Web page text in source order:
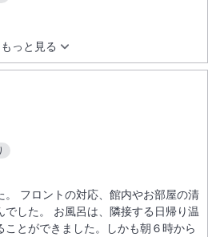
もっと見る
。 フロントの対応、館内やお部屋の清
でした。 お風呂は、隣接する日帰り温
ことができました。しかも朝６時から